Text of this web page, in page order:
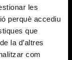
les
perquè accediu
que
la d’altres
com